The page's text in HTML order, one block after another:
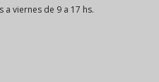
viernes de 9 a 17 hs.